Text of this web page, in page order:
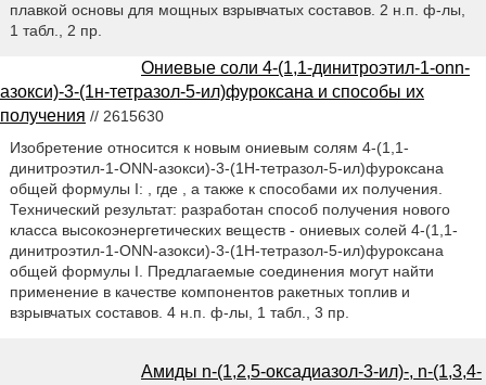
плавкой основы для мощных взрывчатых составов. 2 н.п. ф-лы,
1 табл., 2 пр.
Ониевые соли 4-(1,1-динитроэтил-1-onn-
азокси)-3-(1н-тетразол-5-ил)фуроксана и способы их
получения // 2615630
Изобретение относится к новым ониевым солям 4-(1,1-
динитроэтил-1-ONN-азокси)-3-(1H-тетразол-5-ил)фуроксана
общей формулы I: , где , а также к способами их получения.
Технический результат: разработан способ получения нового
класса высокоэнергетических веществ - ониевых солей 4-(1,1-
динитроэтил-1-ONN-азокси)-3-(1H-тетразол-5-ил)фуроксана
общей формулы I. Предлагаемые соединения могут найти
применение в качестве компонентов ракетных топлив и
взрывчатых составов. 4 н.п. ф-лы, 1 табл., 3 пр.
Амиды n-(1,2,5-оксадиазол-3-ил)-, n-(1,3,4-